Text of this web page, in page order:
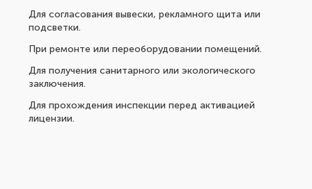
Для согласования вывески, рекламного щита или
подсветки.
При ремонте или переоборудовании помещений.
Для получения санитарного или экологического
заключения.
Для прохождения инспекции перед активацией
лицензии.